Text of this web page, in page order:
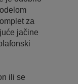
za
jačine
ili se